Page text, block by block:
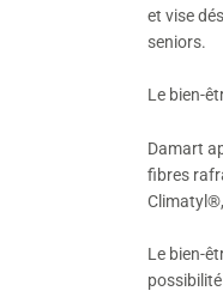
et vise
seniors.
Le bien-
Damart
fibres
Le bien-